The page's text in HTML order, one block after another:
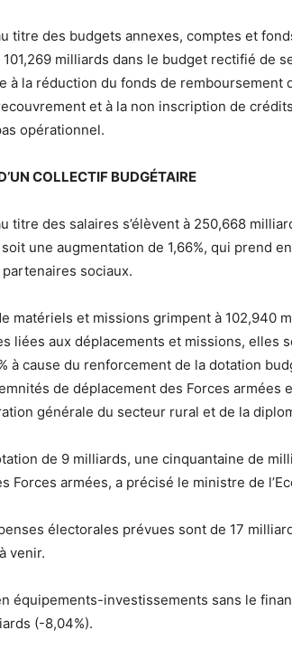
titre des budgets annexes, comptes et
milliards dans le budget rectifié de
à la réduction du fonds de remboursement
et à la non inscription de
opérationnel.
COLLECTIF BUDGÉTAIRE
titre des salaires s’élèvent à 250,668
une augmentation de 1,66%, qui prend
sociaux.
matériels et missions grimpent à 102,940
liées aux déplacements et missions, elles
à cause du renforcement de la dotation
de déplacement des Forces
générale du secteur rural et de la
de 9 milliards, une cinquantaine de
Forces armées, a précisé le ministre de
électorales prévues sont de 17
venir.
équipements-investissements sans le
(-8,04%).